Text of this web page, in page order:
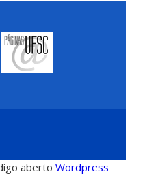
abertoWordpress